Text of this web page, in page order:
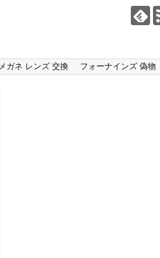
メガネ レンズ 交換 フォーナインズ 偽物